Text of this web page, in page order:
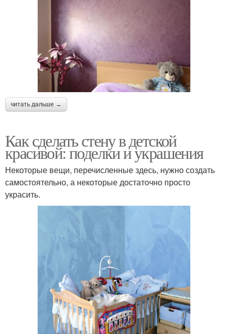
читать дальше →
Как сделать стену в детской
красивой: поделки и украшения
Некоторые вещи, перечисленные здесь, нужно создать
самостоятельно, а некоторые достаточно просто
украсить.